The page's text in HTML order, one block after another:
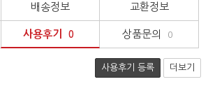
배송정보 교환정보
사용후기 0 상품문의 0
사용후기 등록 더보기